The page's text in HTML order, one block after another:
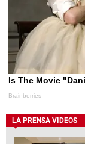
LA PRENSA VIDEOS